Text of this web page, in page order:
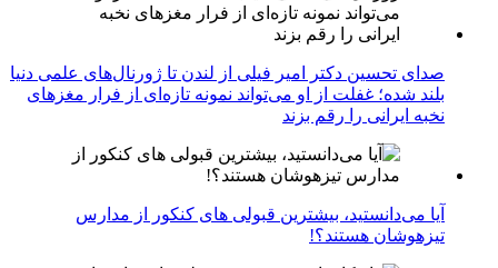
صدای تحسین دکتر امیر فیلی از لندن تا ژورنال‌های علمی دنیا
بلند شده؛ غفلت از او می‌تواند نمونه تازه‌ای از فرار مغزهای
نخبه ایرانی را رقم بزند
آیا می‌دانستید، بیشترین قبولی های کنکور از مدارس
تیزهوشان هستند؟!